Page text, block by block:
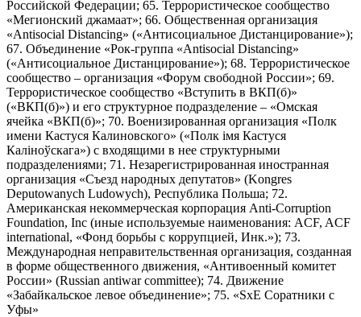
Российской Федерации; 65. Террористическое сообщество
«Мегионский джамаат»; 66. Общественная организация
«Antisocial Distancing» («Антисоциальное Дистанцирование»);
67. Объединение «Рок-группа «Antisocial Distancing»
(«Антисоциальное Дистанцирование»); 68. Террористическое
сообщество – организация «Форум свободной России»; 69.
Террористическое сообщество «Вступить в ВКП(б)»
(«ВКП(б)») и его структурное подразделение – «Омская
ячейка «ВКП(б)»; 70. Военизированная организация «Полк
имени Кастуся Калиновского» («Полк iмя Кастуся
Калiноўскага») с входящими в нее структурными
подразделениями; 71. Незарегистрированная иностранная
организация «Съезд народных депутатов» (Kongres
Deputowanych Ludowych), Республика Польша; 72.
Американская некоммерческая корпорация Anti-Corruption
Foundation, Inc (иные используемые наименования: ACF, ACF
international, «Фонд борьбы с коррупцией, Инк.»); 73.
Международная неправительственная организация, созданная
в форме общественного движения, «Антивоенный комитет
России» (Russian antiwar committee); 74. Движение
«Забайкальское левое объединение»; 75. «SxE Соратники с
Уфы»